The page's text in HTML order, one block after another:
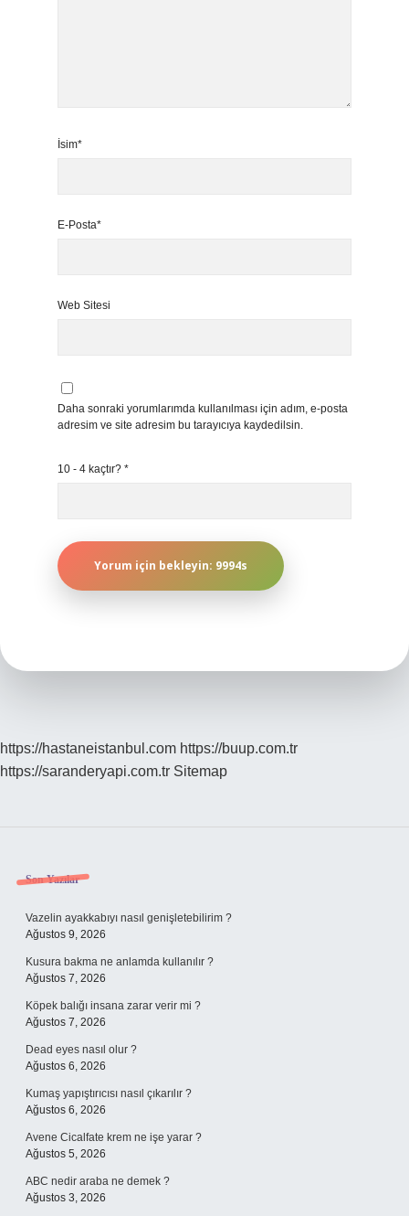
İsim*
E-Posta*
Web Sitesi
Daha sonraki yorumlarımda kullanılması için adım, e-posta
adresim ve site adresim bu tarayıcıya kaydedilsin.
10 - 4 kaçtır? *
https://hastaneistanbul.com https://buup.com.tr
https://saranderyapi.com.tr Sitemap
Sidebar
Son Yazılar
Vazelin ayakkabıyı nasıl genişletebilirim ?
Ağustos 9, 2026
Kusura bakma ne anlamda kullanılır ?
Ağustos 7, 2026
Köpek balığı insana zarar verir mi ?
Ağustos 7, 2026
Dead eyes nasıl olur ?
Ağustos 6, 2026
Kumaş yapıştırıcısı nasıl çıkarılır ?
Ağustos 6, 2026
Avene Cicalfate krem ne işe yarar ?
Ağustos 5, 2026
ABC nedir araba ne demek ?
Ağustos 3, 2026